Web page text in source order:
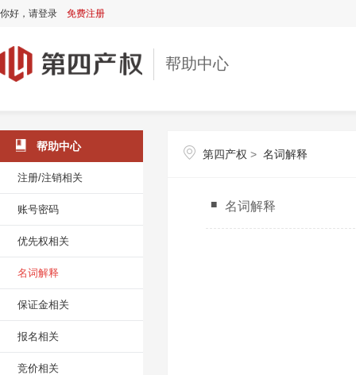
你好， 请登录 免费注册
帮助中心
帮助中心
注册/注销相关
账号密码
优先权相关
名词解释
保证金相关
报名相关
竞价相关
第四产权 > 名词解释
名词解释